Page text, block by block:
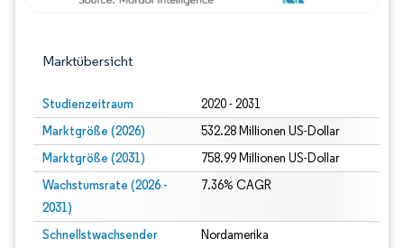
Marktübersicht
Studienzeitraum 2020 - 2031
Marktgröße (2026) 532.28 Millionen US-Dollar
Marktgröße (2031) 758.99 Millionen US-Dollar
Wachstumsrate (2026 -
2031)
7.36% CAGR
Schnellstwachsender
Nordamerika